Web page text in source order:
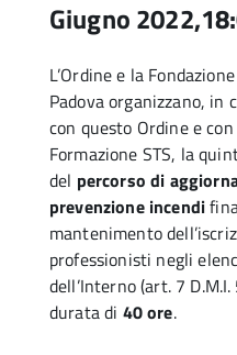
Giugno
L’Ordine e la
Padova organizzano, in
con questo Ordine e
Formazione STS, la
del percorso di
prevenzione incendi
mantenimento
professionisti negli
dell’Interno (art. 7
durata di 40 ore.